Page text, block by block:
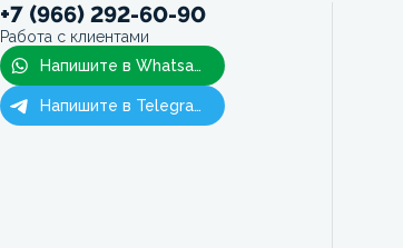
+7 (966) 292-60-90
Работа с клиентами
Напишите в Whatsapp
Напишите в Telegram